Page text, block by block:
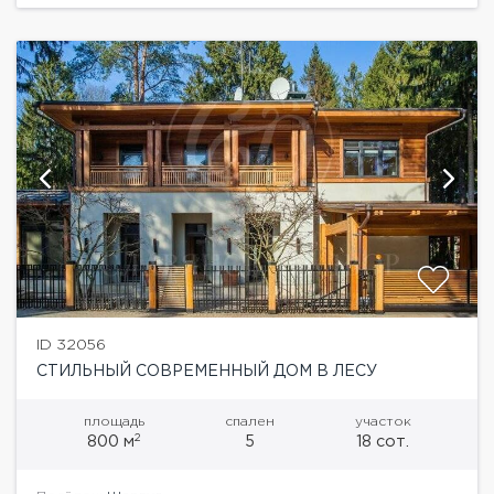
ID 32056
СТИЛЬНЫЙ СОВРЕМЕННЫЙ ДОМ В ЛЕСУ
площадь
800 м2
спален
5
участок
18 сот.